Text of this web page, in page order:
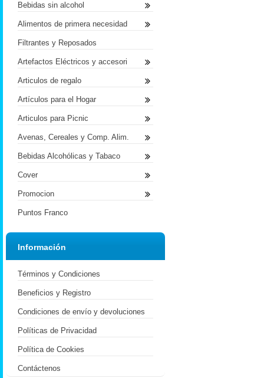
Bebidas sin alcohol
Alimentos de primera necesidad
Filtrantes y Reposados
Artefactos Eléctricos y accesori
Articulos de regalo
Artículos para el Hogar
Articulos para Picnic
Avenas, Cereales y Comp. Alim.
Bebidas Alcohólicas y Tabaco
Cover
Promocion
Puntos Franco
Información
Términos y Condiciones
Beneficios y Registro
Condiciones de envío y devoluciones
Políticas de Privacidad
Política de Cookies
Contáctenos